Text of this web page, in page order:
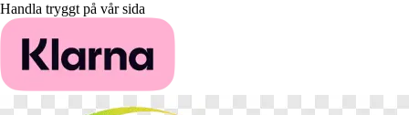
Handla tryggt på vår sida